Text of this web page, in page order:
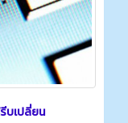
บเปลี่ยน